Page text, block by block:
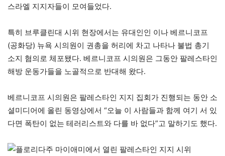
스라엘 지지자들이 모여들었다.
특히 브루클린대 시위 현장에서는 유대인인 이나 베르니코프
(공화당) 뉴욕 시의원이 권총을 허리에 차고 나타나 불법 총기
소지 혐의로 체포됐다. 베르니코프 시의원은 그동안 팔레스타인
해방 운동가들을 노골적으로 반대해 왔다.
베르니코프 시의원은 팔레스타인 지지 집회가 진행되는 동안 소
셜미디어에 올린 동영상에서 “오늘 이 사람들과 함께 여기 서 있
다면 폭탄이 없는 테러리스트와 다를 바 없다”고 말하기도 했다.